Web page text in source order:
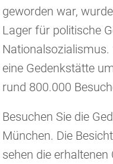
geworden war,
Lager für politische
eine Gedenkstätte
rund 800.000
Besuchen Sie die
München. Die
sehen die